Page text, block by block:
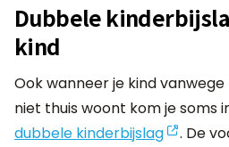
Dubbele
kind
Ook wanneer je kind
niet thuis woont kom je soms
dubbele kinderbijslag
. De